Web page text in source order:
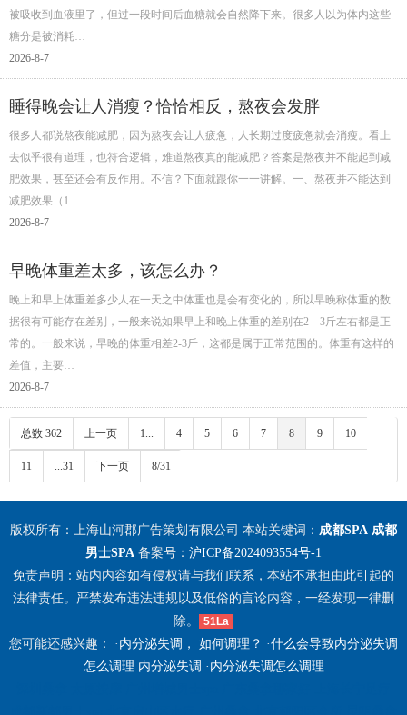
被吸收到血液里了，但过一段时间后血糖就会自然降下来。很多人以为体内这些
糖分是被消耗…
2026-8-7
睡得晚会让人消瘦？恰恰相反，熬夜会发胖
很多人都说熬夜能减肥，因为熬夜会让人疲惫，人长期过度疲惫就会消瘦。看上
去似乎很有道理，也符合逻辑，难道熬夜真的能减肥？答案是熬夜并不能起到减
肥效果，甚至还会有反作用。不信？下面就跟你一一讲解。一、熬夜并不能达到
减肥效果（1…
2026-8-7
早晚体重差太多，该怎么办？
晚上和早上体重差多少人在一天之中体重也是会有变化的，所以早晚称体重的数
据很有可能存在差别，一般来说如果早上和晚上体重的差别在2—3斤左右都是正
常的。一般来说，早晚的体重相差2-3斤，这都是属于正常范围的。体重有这样的
差值，主要…
2026-8-7
总数 362 上一页 1... 4 5 6 7 8 9 10
11 ...31 下一页 8/31
版权所有：上海山河郡广告策划有限公司 本站关键词： 成都SPA 成都
男士SPA 备案号： 沪ICP备2024093554号-1
免责声明：站内内容如有侵权请与我们联系，本站不承担由此引起的
法律责任。严禁发布违法违规以及低俗的言论内容，一经发现一律删
除。
51La
您可能还感兴趣： · 内分泌失调， 如何调理？ ·什么会导致内分泌失调
怎么调理 内分泌失调 · 内分泌失调怎么调理